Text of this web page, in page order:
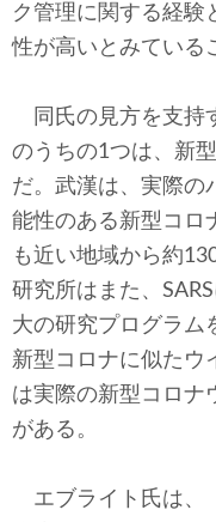
ク管理に関する経験
性が高いとみている
同氏の見方を支持
のうちの1つは、新
だ。武漢は、実際の
能性のある新型コロ
も近い地域から約
研究所はまた、
大の研究プログラム
新型コロナに似たウ
は実際の新型コロナ
がある。
エブライト氏は、